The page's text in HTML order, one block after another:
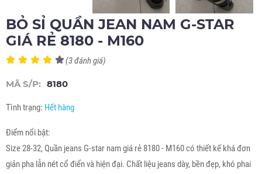
BỎ SỈ QUẦN JEAN NAM G-STAR
GIÁ RẺ 8180 - M160
(3 đánh giá)
MÃ S/P: 8180
Tình trạng: Hết hàng
Điểm nổi bật:
Size 28-32, Quần jeans G-star nam giá rẻ 8180 - M160 có thiết kế khá đơn
giản pha lẫn nét cổ điển và hiện đại. Chất liệu jeans dày, bền đẹp, khó phai